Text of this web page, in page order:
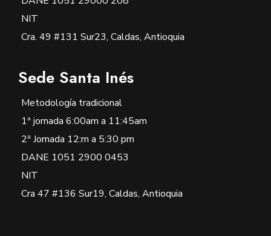
NIT
Cra. 49 #131 Sur23, Caldas, Antioquia
Sede Santa Inés
Metodología tradicional
1ª jornada 6:00am a 11:45am
2ª Jornada 12:m a 5:30 pm
DANE 1051 2900 0453
NIT
Cra 47 #136 Sur19, Caldas, Antioquia